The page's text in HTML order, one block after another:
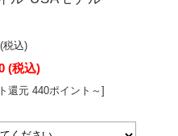
(税込)
(税込)
還元 440ポイント～]